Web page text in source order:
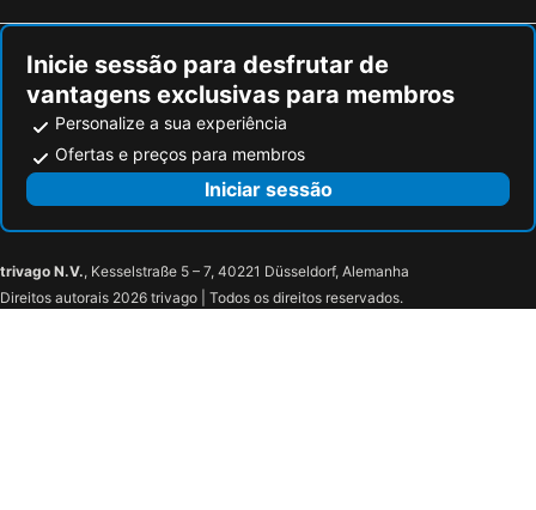
Inicie sessão para desfrutar de
vantagens exclusivas para membros
Personalize a sua experiência
Ofertas e preços para membros
Iniciar sessão
trivago N.V., Kesselstraße 5 – 7, 40221 Düsseldorf, Alemanha
Direitos autorais 2026 trivago | Todos os direitos reservados.